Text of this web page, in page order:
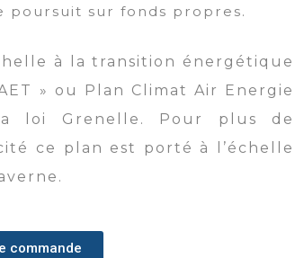
poursuit sur fonds propres.
à la transition énergétique
» ou Plan Climat Air Energie
loi Grenelle. Pour plus de
ce plan est porté à l’échelle
commande